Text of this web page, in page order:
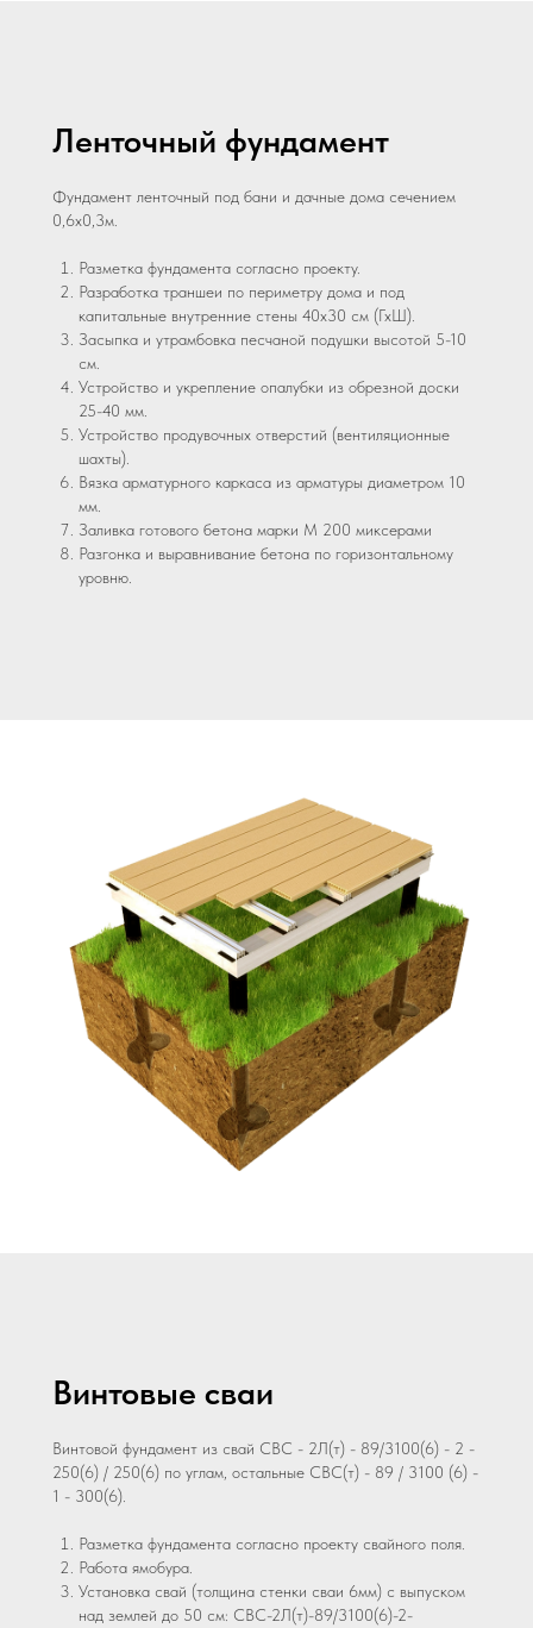
Ленточный фундамент
Фундамент ленточный под бани и дачные дома сечением
0,6х0,3м.
Разметка фундамента согласно проекту.
Разработка траншеи по периметру дома и под
капитальные внутренние стены 40х30 см (ГхШ).
Засыпка и утрамбовка песчаной подушки высотой 5-10
см.
Устройство и укрепление опалубки из обрезной доски
25-40 мм.
Устройство продувочных отверстий (вентиляционные
шахты).
Вязка арматурного каркаса из арматуры диаметром 10
мм.
Заливка готового бетона марки М 200 миксерами
Разгонка и выравнивание бетона по горизонтальному
уровню.
Винтовые сваи
Винтовой фундамент из свай СВС - 2Л(т) - 89/3100(6) - 2 -
250(6) / 250(6) по углам, остальные СВС(т) - 89 / 3100 (6) -
1 - 300(6).
Разметка фундамента согласно проекту свайного поля.
Работа ямобура.
Установка свай (толщина стенки сваи 6мм) с выпуском
над землей до 50 см: СВС-2Л(т)-89/3100(6)-2-